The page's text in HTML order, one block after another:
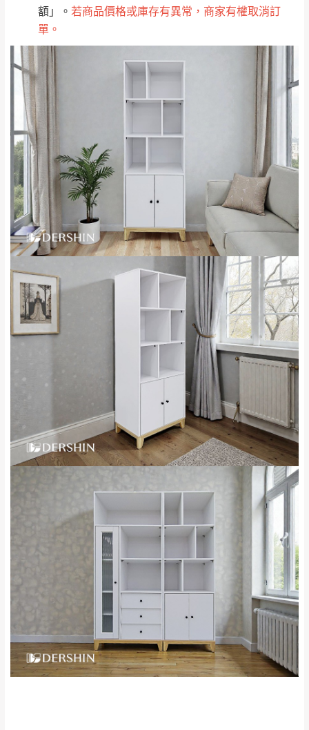
額」。 若商品價格或庫存有異常，商家有權取消訂
單。
＊A108產品另收運費
來、平溪、九份、
里、新店山區、三
峽山區、石碇、坪
林、福隆、淡水山
區、北投湖山路、
深坑山區
基隆
$ 9,000以上：免
NT$500元
＊A108產品另收運費
基隆山區
苗栗
運費
＊A108產品另收運費
卓蘭鎮、三灣、通
霄山區、西湖、泰
安鄉、大湖鄉、頭
屋、獅潭鄉
配送天數：5~14天
到貨時間：指定送貨日當天以電話聯絡確認
｜周（一）配送部門固定公休無送貨｜
台北市、新北市地區固定每周(三)、(日)兩天收送貨
暫無配送地區
彰化、南投、雲林、嘉義、台南、高
雄、屏東、宜蘭、 花蓮、台東、金門、馬祖、澎湖地區
（可於LINE線上詢問 →
配送範圍：
苗栗至基隆；其它地區暫不開放，如因特殊
地型限制(山區、鄉、鎮、村)、樓梯太小、無
本公司
保護物流人員的工作安全，賣家無提供吊掛
服務，若需以吊車或其他的吊掛方式吊運，
費用將由買方自行支付。
因大型傢俱有組裝、配送的問題，並非一般
快速到貨商品，無法指定特定時間送達，司
機當天到貨前皆會再與您通知，讓你不用整
天在家等貨，以節省您的寶貴時間。
由於百貨公司配送較為不易，故暫無法配送
至百貨公司內部。
發票寄送：
若您選擇三聯式或索取兩聯式發票，發票將於商品
完成出貨15個工作天另行寄出，另外約加上2~7個
工作天內送達，如遇國定假日將順延寄送。
退換貨說明：
若收到不良品，請於到貨日起七日內通知本
公司客服人員，我們將為您更換新品，運費
皆由本站負責，所有退回及換貨之商品必須
是全新狀態且完整包裝，床墊、床包、枕頭
類產品需為未拆封狀態(請保持商品、附件、
包裝、廠商紙及所有附隨文件或資料之完整
性)，若未依照上述方式處理，恕無法接受退
電腦螢幕的設定色差或解析度等因素， 與實
際商品的顏色、質感稍有不同，如因此而需
需自付來回運費及人資成本
訂購前詳加確認。(包含商品尺寸是否合適)。
訂購前請確認商品尺寸，大型物件因為人工
丈量，難免會有些許誤差值(約正負0.5CM)